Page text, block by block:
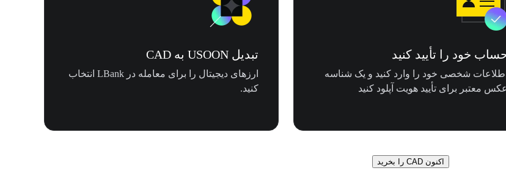
خود را تأیید کنید
اطلاعات شخصی خود را وارد کنید و یک شناسه
عکس معتبر برای تأیید هویت آپلود کنید
تبدیل USOON به CAD
ارزهای دیجیتال را برای معامله در LBank انتخاب
کنید.
اکنون CAD را بخرید